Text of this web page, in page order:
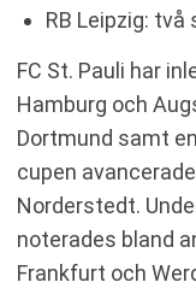
RB Leipzig: två
FC St. Pauli har
Hamburg och
Dortmund samt
cupen
Norderstedt.
noterades bland
Frankfurt och